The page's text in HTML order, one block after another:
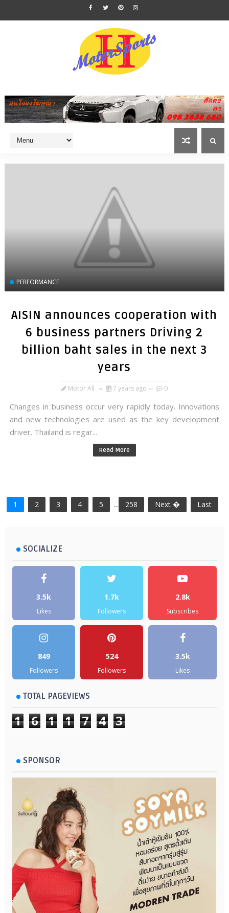
PERFORMANCE
AISIN announces cooperation with
6 business partners Driving 2
billion baht sales in the next 3
years
Motor All 7 years ago 0
Changes in business occur very rapidly today. Innovations
and new technologies are used as the key development
driver. Thailand is regar...
Read More
1 2 3 4 5 ... 258 Next � Last
SOCIALIZE
3.5k
Likes
1.7k
Followers
2.8k
Subscribes
849
Followers
524
Followers
3.5k
Likes
TOTAL PAGEVIEWS
1 6 1 1 7 4 3
SPONSOR